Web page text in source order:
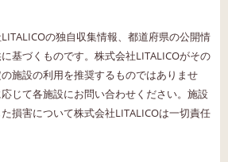
の独自収集情報、都道府県の公開情
基づくものです。株式会社LITALICOがその
施設の利用を推奨するものではありませ
じて各施設にお問い合わせください。施設
損害について株式会社LITALICOは一切責任